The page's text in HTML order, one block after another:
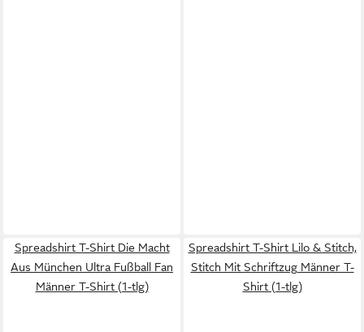
Spreadshirt T-Shirt Die Macht
Aus München Ultra Fußball Fan
Männer T-Shirt (1-tlg)
Spreadshirt T-Shirt Lilo & Stitch,
Stitch Mit Schriftzug Männer T-
Shirt (1-tlg)